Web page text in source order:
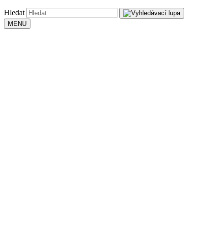
Hledat
MENU